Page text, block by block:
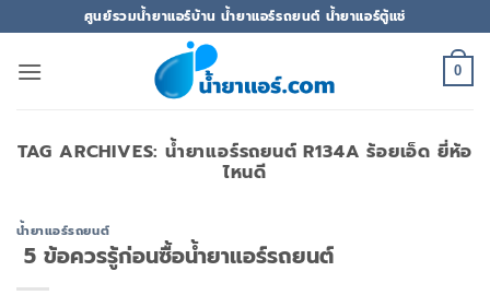
ไป
ยัง
ศูนย์รวมน้ำยาแอร์บ้าน น้ำยาแอร์รถยนต์ น้ำยาแอร์ตู้แช่
0
TAG ARCHIVES: น้ํายาแอร์รถยนต์ R134A ร้อยเอ็ด ยี่ห้อ
ไหนดี
น้ำยาแอร์รถยนต์
5 ข้อควรรู้ก่อนซื้อน้ำยาแอร์รถยนต์